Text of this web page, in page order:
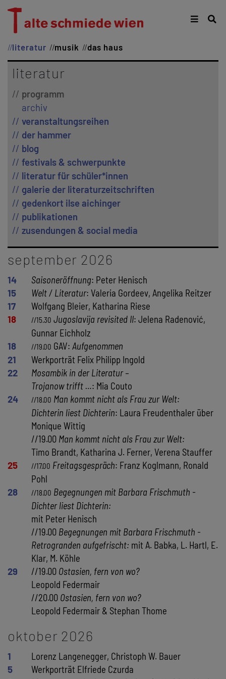
literatur musik das haus
literatur
programm
archiv
veranstaltungsreihen
der hammer
blog
festivals & schwerpunkte
literatur für schüler*innen
galerie der literaturzeitschriften
gedenkort ilse aichinger
publikationen
zusendungen & social media
september 2026
14 Saisoneröffnung: Peter Henisch
15
Welt / Literatur: Valeria Gordeev, Angelika Reitzer
17
Wolfgang Bleier, Katharina Riese
18
//15.30 Jugoslavija revisited II: Jelena Radenović,
Gunnar Eichholz
18
//19.00 GAV: Aufgenommen
21
Werkporträt Felix Philipp Ingold
22
Mosambik in der Literatur –
Trojanow trifft …: Mia Couto
24
//18.00 Man kommt nicht als Frau zur Welt:
Dichterin liest Dichterin: Laura Freudenthaler über
Monique Wittig
//19.00 Man kommt nicht als Frau zur Welt:
Timo Brandt, Katharina J. Ferner, Verena Stauffer
25
//17.00 Freitagsgespräch: Franz Koglmann, Ronald
Pohl
28
//18.00 Begegnungen mit Barbara Frischmuth -
Dichter liest Dichterin:
mit Peter Henisch
//19.00 Begegnungen mit Barbara Frischmuth -
Retrogranden aufgefrischt: mit A. Babka, L. Hartl, E.
Klar, M. Köhle
29
//19.00 Ostasien, fern von wo?
Leopold Federmair
//20.00 Ostasien, fern von wo?
Leopold Federmair & Stephan Thome
oktober 2026
1
Lorenz Langenegger, Christoph W. Bauer
5
Werkporträt Elfriede Czurda